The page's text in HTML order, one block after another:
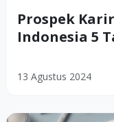
Prospek
Indonesia 5
13 Agustus 2024